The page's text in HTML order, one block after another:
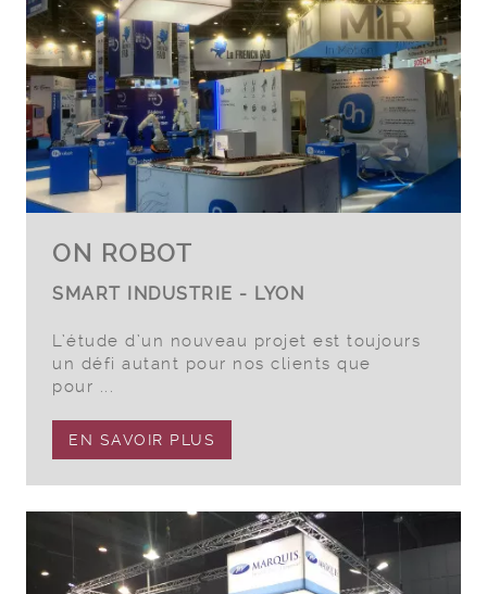
ON ROBOT
SMART INDUSTRIE - LYON
L’étude d’un nouveau projet est toujours
un défi autant pour nos clients que
pour ...
EN SAVOIR PLUS